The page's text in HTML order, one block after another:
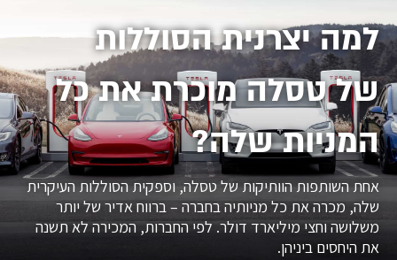
למה יצרנית הסוללות
של טסלה מוכרת את כל
המניות שלה?
אחת השותפות הוותיקות של טסלה, וספקית הסוללות העיקרית
שלה, מכרה את כל מניותיה בחברה – ברווח אדיר של יותר
משלושה וחצי מיליארד דולר. לפי החברות, המכירה לא תשנה
את היחסים ביניהן.